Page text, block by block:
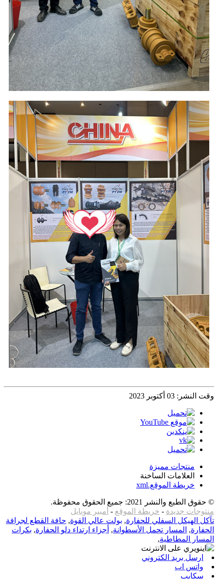
وقت النشر: 03 أكتوبر 2023
منتجات مميزة
العلامات الساخنة
خريطة الموقع.xml
© حقوق الطبع والنشر 2021: جميع الحقوق محفوظة.
منتوجات جديدة - خريطة الموقع - أمبير موبايل
تآكل الهيكل السفلي للحفارة, بولت عالي القوة, حافة القطع لجرافة
الحفارة, المسار تحمل الأسطوانة, أجزاء ارتداء دلو الحفارة, بكرات
المسار المطاطية,
ارسل بريد الكتروني
واتس اب
سكايب